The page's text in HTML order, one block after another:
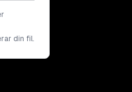
din fil.